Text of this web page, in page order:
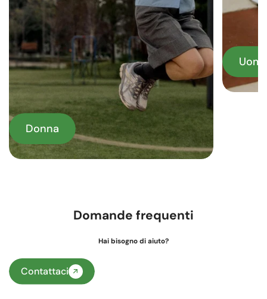
Donna
Domande frequenti
Hai bisogno di aiuto?
Contattaci